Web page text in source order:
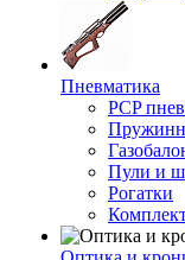
Пневматика
PCP
Пули и
Рогатки